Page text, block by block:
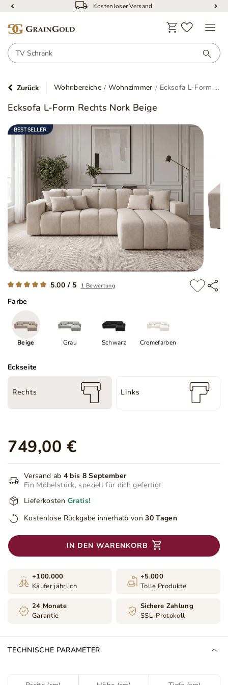
Kostenloser Versand
Zurück Wohnbereiche Wohnzimmer Ecksofa L-Form Rechts Nork Beige
Ecksofa L-Form Rechts Nork Beige
BESTSELLER
5.00 / 5 1 Bewertung
Farbe
Beige Grau Schwarz Cremefarben
Eckseite
Rechts Links
749,00 €
Versand ab 4 bis 8 September
Ein Möbelstück, speziell für dich gefertigt
Lieferkosten Gratis!
Kostenlose Rückgabe innerhalb von 30 Tagen
IN DEN WARENKORB
+100.000
Käufer jährlich
+5.000
Tolle Produkte
24 Monate
Garantie
Sichere Zahlung
SSL-Protokoll
TECHNISCHE PARAMETER